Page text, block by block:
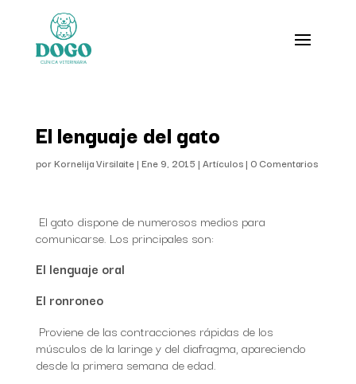
El lenguaje del gato
porKornelija Virsilaite| Ene 9, 2015 | Artículos| 0 Comentarios
El gato dispone de numerosos medios para
comunicarse. Los principales son:
El lenguaje oral
El ronroneo
Proviene de las contracciones rápidas de los
músculos de la laringe y del diafragma, apareciendo
desde la primera semana de edad.